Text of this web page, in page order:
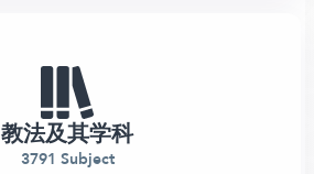
教法及其学科
3791 Subject